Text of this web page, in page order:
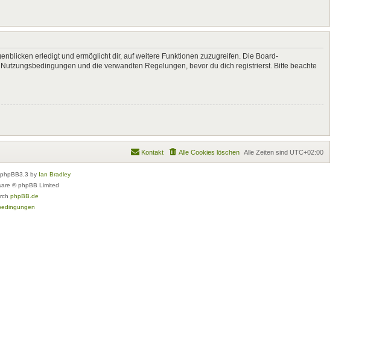
erledigt und ermöglicht dir, auf weitere Funktionen zuzugreifen. Die Board-
und die verwandten Regelungen, bevor du dich registrierst. Bitte beachte
Alle Zeiten sind UTC+02:00
Alle Cookies löschen
Kontakt
by Ian Bradley
© phpBB Limited
phpBB.de